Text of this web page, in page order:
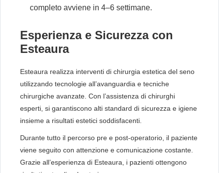
completo avviene in 4–6 settimane.
Esperienza e Sicurezza con
Esteaura
Esteaura realizza interventi di chirurgia estetica del seno
utilizzando tecnologie all’avanguardia e tecniche
chirurgiche avanzate. Con l’assistenza di chirurghi
esperti, si garantiscono alti standard di sicurezza e igiene
insieme a risultati estetici soddisfacenti.
Durante tutto il percorso pre e post-operatorio, il paziente
viene seguito con attenzione e comunicazione costante.
Grazie all’esperienza di Esteaura, i pazienti ottengono